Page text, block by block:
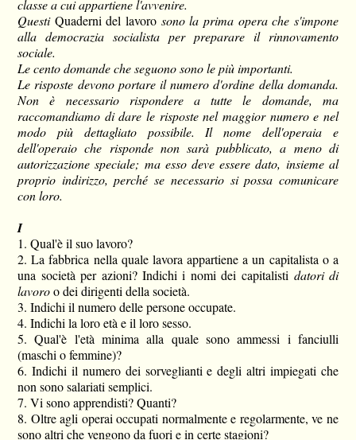
classe a cui appartiene l'avvenire.
Questi Quaderni del lavoro sono la prima opera che s'impone
alla democrazia socialista per preparare il rinnovamento
sociale.
Le cento domande che seguono sono le più importanti.
Le risposte devono portare il numero d'ordine della domanda.
Non è necessario rispon­dere a tutte le domande, ma
raccomandiamo di dare le risposte nel maggior numero e nel
modo più dettagliato possibile. Il nome dell'operaia e
dell'operaio che risponde non sarà pubblicato, a meno di
autorizzazione speciale; ma esso deve essere dato, insieme al
proprio indirizzo, perché se necessario si possa comunicare
con loro.
I
1. Qual'è il suo lavoro?
2. La fabbrica nella quale lavora appartiene a un capitalista o a
una società per azioni? Indichi i nomi dei capitalisti datori di
lavoroo dei dirigenti della società.
3. Indichi il numero delle persone occupate.
4. Indichi la loro età e il loro sesso.
5. Qual'è l'età minima alla quale sono ammessi i fanciulli
(maschi o femmine)?
6. Indichi il numero dei sorveglianti e degli altri impiegati che
non sono salariati semplici.
7. Vi sono apprendisti? Quanti?
8. Oltre agli operai occupati normalmente e regolarmente, ve ne
sono altri che vengono da fuori e in certe stagioni?